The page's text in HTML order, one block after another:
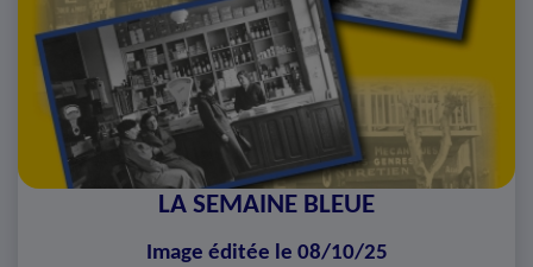
LA SEMAINE BLEUE
Image éditée le 08/10/25